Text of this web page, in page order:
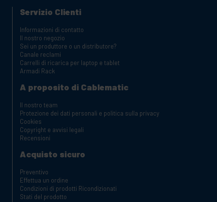
Servizio Clienti
Informazioni di contatto
Il nostro negozio
Sei un produttore o un distributore?
Canale reclami
Carrelli di ricarica per laptop e tablet
Armadi Rack
A proposito di Cablematic
Il nostro team
Protezione dei dati personali e politica sulla privacy
Cookies
Copyright e avvisi legali
Recensioni
Acquisto sicuro
Preventivo
Effettua un ordine
Condizioni di prodotti Ricondizionati
Stati del prodotto